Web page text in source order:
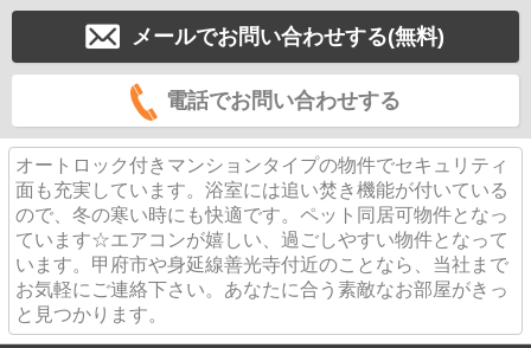
メールでお問い合わせする(無料)
電話でお問い合わせする
オートロック付きマンションタイプの物件でセキュリティ
面も充実しています。浴室には追い焚き機能が付いている
ので、冬の寒い時にも快適です。ペット同居可物件となっ
ています☆エアコンが嬉しい、過ごしやすい物件となって
います。甲府市や身延線善光寺付近のことなら、当社まで
お気軽にご連絡下さい。あなたに合う素敵なお部屋がきっ
と見つかります。